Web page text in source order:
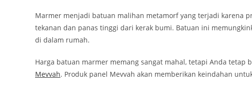
Marmer menjadi batuan malihan metamorf yang terjadi karena
tekanan dan panas tinggi dari kerak bumi. Batuan ini
di dalam rumah.
Harga batuan marmer memang sangat mahal, tetapi Anda
Mevvah. Produk panel Mevvah akan memberikan keindahan